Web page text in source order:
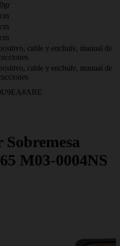
cable y enchufe, manual de
cable y enchufe, manual de
M03-0004NS